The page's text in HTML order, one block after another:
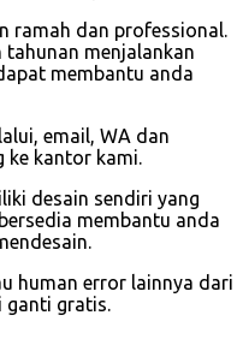
ramah dan professional.
menjalankan
membantu anda
email, WA dan
ke kantor kami.
desain sendiri yang
membantu anda
human error lainnya dari
ganti gratis.